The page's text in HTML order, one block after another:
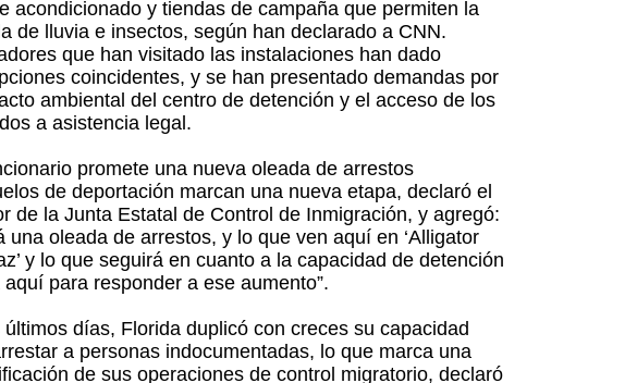
acondicionado y tiendas de campaña que permiten la
de lluvia e insectos, según han declarado a CNN.
que han visitado las instalaciones han dado
coincidentes, y se han presentado demandas por
ambiental del centro de detención y el acceso de los
a asistencia legal.
promete una nueva oleada de arrestos
de deportación marcan una nueva etapa, declaró el
de la Junta Estatal de Control de Inmigración, y agregó:
una oleada de arrestos, y lo que ven aquí en ‘Alligator
y lo que seguirá en cuanto a la capacidad de detención
aquí para responder a ese aumento”.
últimos días, Florida duplicó con creces su capacidad
a personas indocumentadas, lo que marca una
de sus operaciones de control migratorio, declaró